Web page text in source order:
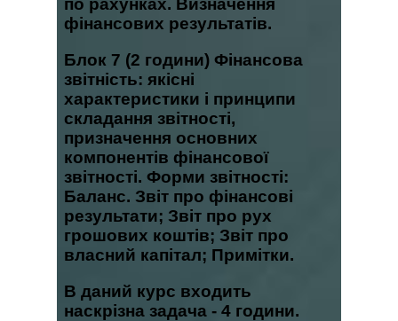
по рахунках. Визначення
фінансових результатів.
Блок 7 (2 години) Фінансова
звітність: якісні
характеристики і принципи
складання звітності,
призначення основних
компонентів фінансової
звітності. Форми звітності:
Баланс. Звіт про фінансові
результати; Звіт про рух
грошових коштів; Звіт про
власний капітал; Примітки.
В даний курс входить
наскрізна задача - 4 години.